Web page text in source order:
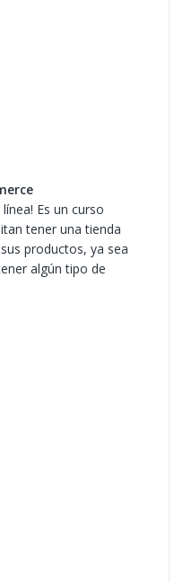
Es un curso
tener una tienda
productos, ya sea
algún tipo de